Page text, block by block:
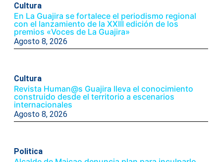
Cultura
En La Guajira se fortalece el periodismo regional
con el lanzamiento de la XXIII edición de los
premios «Voces de La Guajira»
Agosto 8, 2026
Cultura
Revista Human@s Guajira lleva el conocimiento
construido desde el territorio a escenarios
internacionales
Agosto 8, 2026
Politica